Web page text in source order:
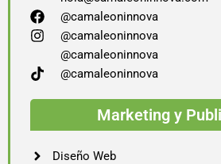
@camaleoninnova
@camaleoninnova
@camaleoninnova
@camaleoninnova
Marketing y
Diseño Web